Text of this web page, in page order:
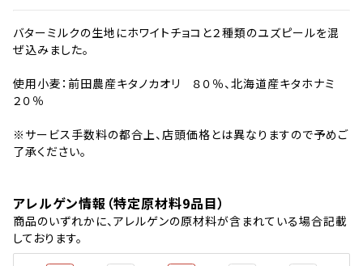
バターミルクの生地にホワイトチョコと２種類のユズピールを混
ぜ込みました。
使用小麦：前田農産キタノカオリ ８０％、北海道産キタホナミ
２０％
※サービス手数料の都合上、店頭価格とは異なりますので予めご
了承ください。
アレルゲン情報（特定原材料9品目）
商品のいずれかに、アレルゲンの原材料が含まれている場合記載
しております。